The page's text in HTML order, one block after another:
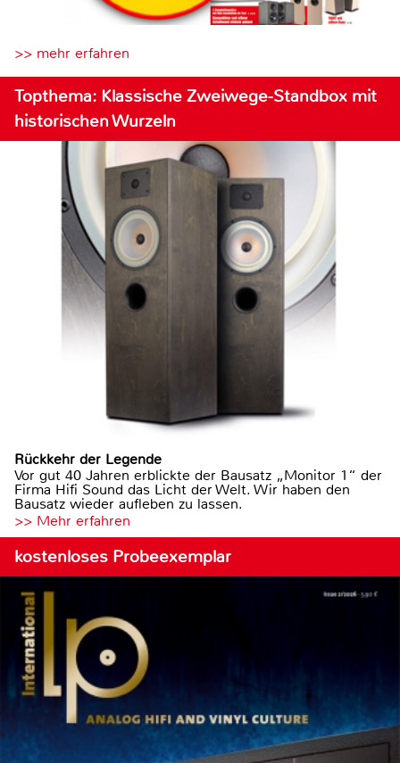
>> mehr erfahren
Topthema: Klassische Zweiwege-Standbox mit
historischen Wurzeln
Rückkehr der Legende
Vor gut 40 Jahren erblickte der Bausatz „Monitor 1“ der
Firma Hifi Sound das Licht der Welt. Wir haben den
Bausatz wieder aufleben zu lassen.
>> Mehr erfahren
kostenloses Probeexemplar